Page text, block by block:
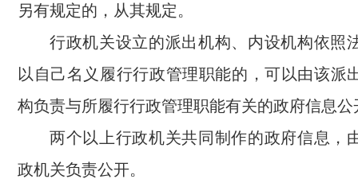
另有规定的，从其规定。
行政机关设立的派出机构、内设机构依照
以自己名义履行行政管理职能的，可以由该派
构负责与所履行行政管理职能有关的政府信息公
两个以上行政机关共同制作的政府信息，
政机关负责公开。